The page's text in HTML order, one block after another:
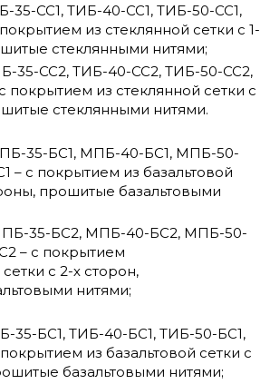
35-СС1, ТИБ-40-СС1, ТИБ-50-СС1,
из стеклянной сетки с 1-
стеклянными нитями;
35-СС2, ТИБ-40-СС2, ТИБ-50-СС2,
покрытием из стеклянной сетки с
стеклянными нитями.
35-БС1, МПБ-40-БС1, МПБ-50-
– с покрытием из базальтовой
прошитые базальтовыми
35-БС2, МПБ-40-БС2, МПБ-50-
– с покрытием
с 2-х сторон,
нитями;
35-БС1, ТИБ-40-БС1, ТИБ-50-БС1,
из базальтовой сетки с
базальтовыми нитями;